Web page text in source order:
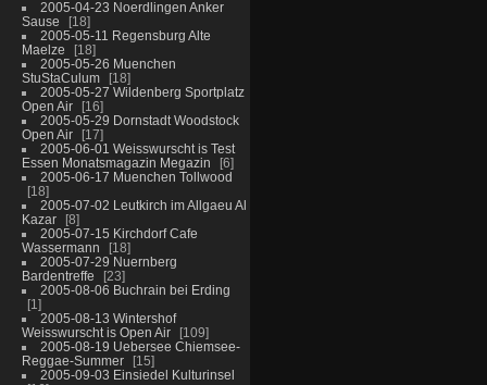
2005-04-23 Noerdlingen Anker
Sause
18
2005-05-11 Regensburg Alte
Maelze
18
2005-05-26 Muenchen
StuStaCulum
18
2005-05-27 Wildenberg Sportplatz
Open Air
16
2005-05-29 Dornstadt Woodstock
Open Air
17
2005-06-01 Weisswurscht is Test
Essen Monatsmagazin Megazin
6
2005-06-17 Muenchen Tollwood
18
2005-07-02 Leutkirch im Allgaeu Al
Kazar
8
2005-07-15 Kirchdorf Cafe
Wassermann
18
2005-07-29 Nuernberg
Bardentreffe
23
2005-08-06 Buchrain bei Erding
1
2005-08-13 Wintershof
Weisswurscht is Open Air
109
2005-08-19 Uebersee Chiemsee-
Reggae-Summer
15
2005-09-03 Einsiedel Kulturinsel